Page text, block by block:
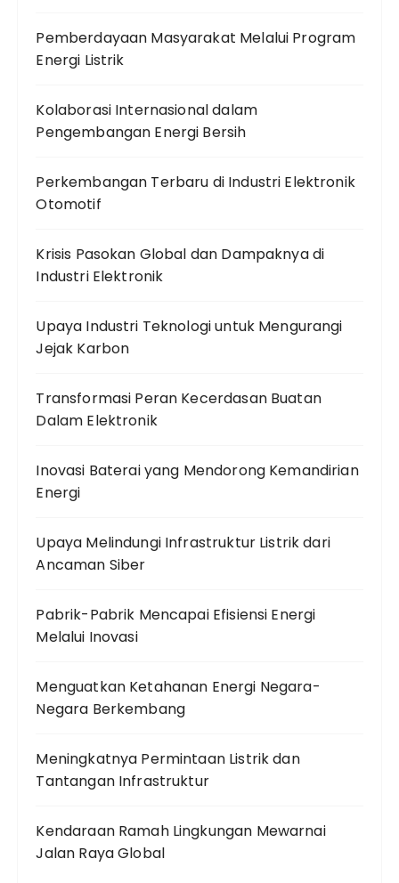
Pemberdayaan Masyarakat Melalui Program
Energi Listrik
Kolaborasi Internasional dalam
Pengembangan Energi Bersih
Perkembangan Terbaru di Industri Elektronik
Otomotif
Krisis Pasokan Global dan Dampaknya di
Industri Elektronik
Upaya Industri Teknologi untuk Mengurangi
Jejak Karbon
Transformasi Peran Kecerdasan Buatan
Dalam Elektronik
Inovasi Baterai yang Mendorong Kemandirian
Energi
Upaya Melindungi Infrastruktur Listrik dari
Ancaman Siber
Pabrik-Pabrik Mencapai Efisiensi Energi
Melalui Inovasi
Menguatkan Ketahanan Energi Negara-
Negara Berkembang
Meningkatnya Permintaan Listrik dan
Tantangan Infrastruktur
Kendaraan Ramah Lingkungan Mewarnai
Jalan Raya Global